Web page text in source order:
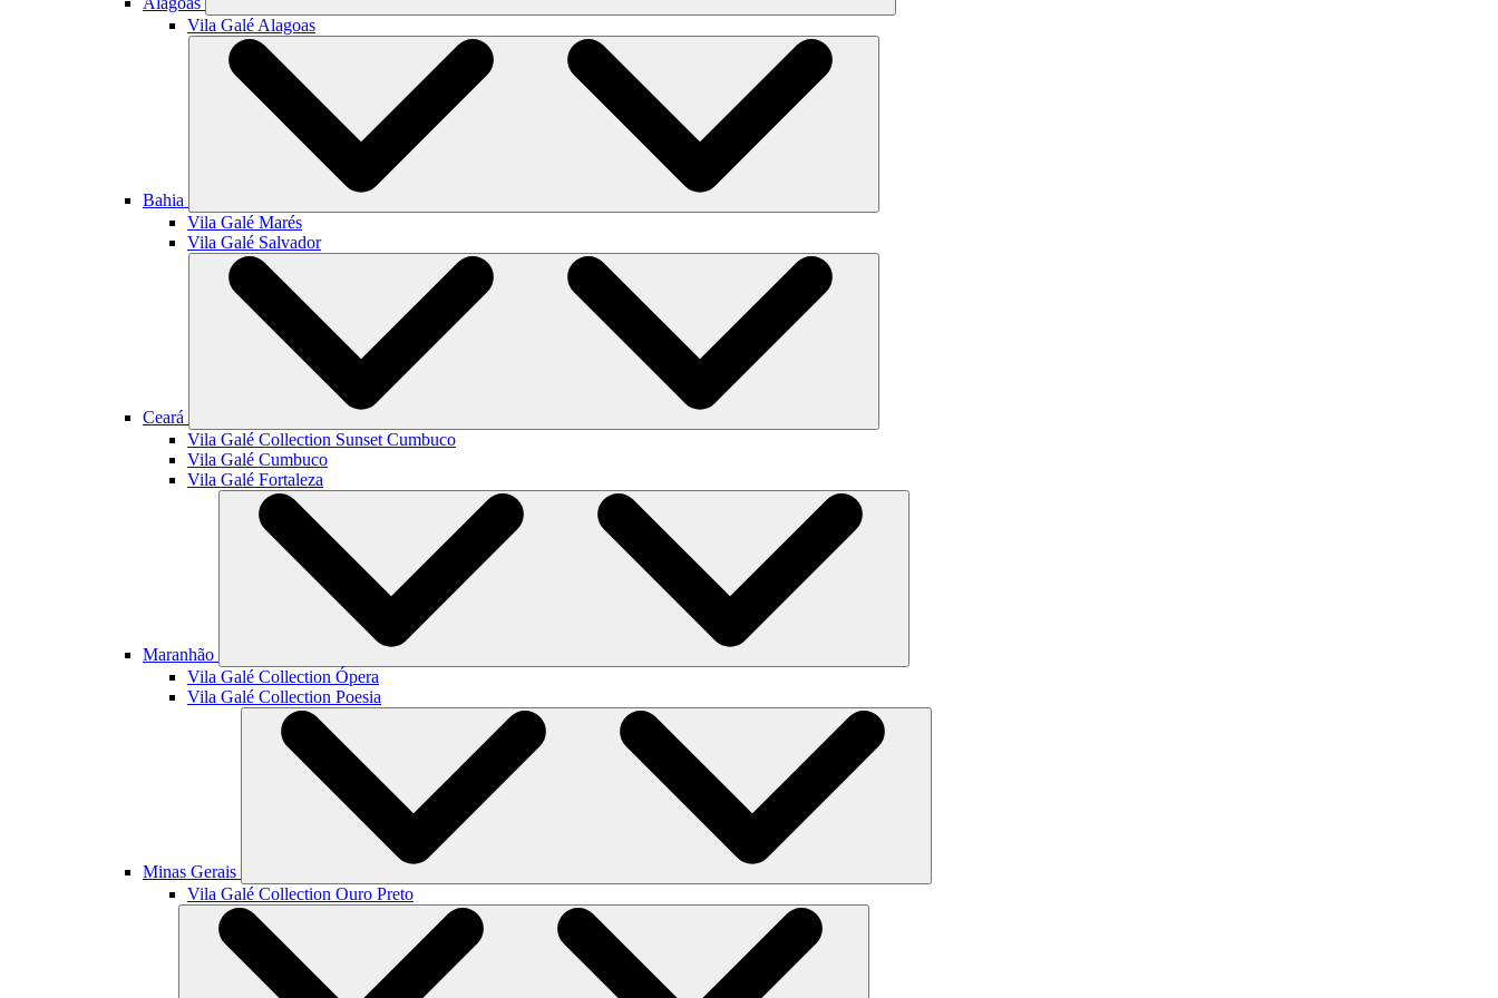
Vila Galé Alagoas
Bahia
Vila Galé Marés
Vila Galé Salvador
Ceará
Vila Galé Collection Sunset Cumbuco
Vila Galé Cumbuco
Vila Galé Fortaleza
Maranhão
Vila Galé Collection Ópera
Vila Galé Collection Poesia
Minas Gerais
Vila Galé Collection Ouro Preto